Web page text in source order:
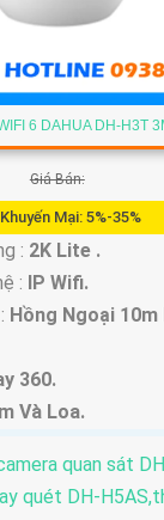
6 DAHUA DH-H3T
Giá Bán:
Mại: 5%-35%
: 2K Lite .
: IP Wifi.
Hồng Ngoại
360.
Và Loa.